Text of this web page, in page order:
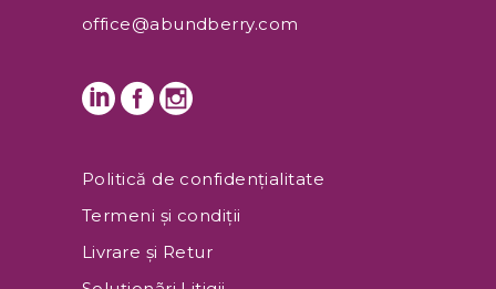
office@abundberry.com
Politică de confidențialitate
Termeni și condiţii
Livrare și Retur